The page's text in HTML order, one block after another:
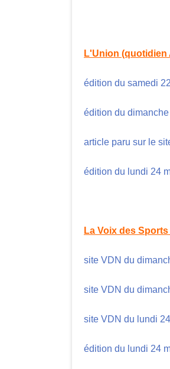
L'Union (quotidien
édition du samedi
édition du
article paru sur le
édition du lundi 24
La Voix des
site VDN du
site VDN du
site VDN du lundi
édition du lundi 24